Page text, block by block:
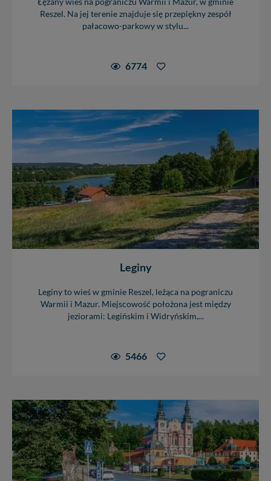
Reszel. Na jej terenie znajduje się przepiękny zespół
pałacowo-parkowy w stylu...
6774
Leginy
Leginy to wieś w gminie Reszel, leżąca na pograniczu
Warmii i Mazur. Miejscowość położona jest między
jeziorami: Legińskim i Widryńskim,...
5466